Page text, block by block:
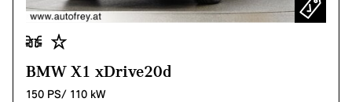
BMW X1 xDrive20d
150 PS/ 110 kW